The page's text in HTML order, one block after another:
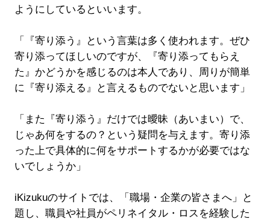
ようにしているといいます。
「『寄り添う』という言葉は多く使われます。ぜひ
寄り添ってほしいのですが、『寄り添ってもらえ
た』かどうかを感じるのは本人であり、周りが簡単
に『寄り添える』と言えるものでないと思います」
「また『寄り添う』だけでは曖昧（あいまい）で、
じゃあ何をするの？という疑問を与えます。寄り添
った上で具体的に何をサポートするかが必要ではな
いでしょうか」
iKizukuのサイトでは、「職場・企業の皆さまへ」と
題し、職員や社員がペリネイタル・ロスを経験した